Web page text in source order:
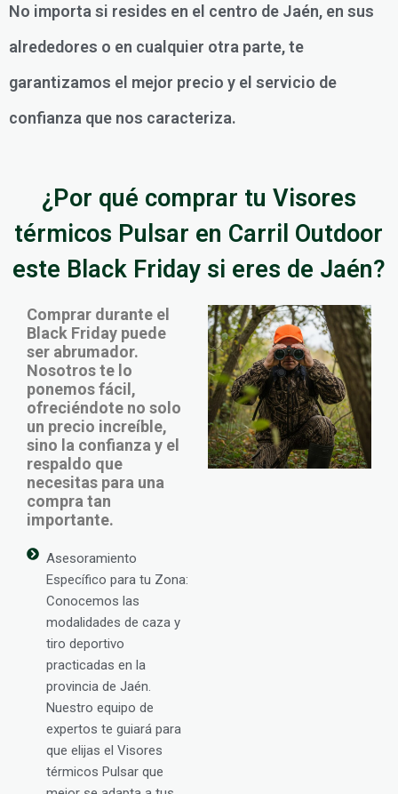
No importa si resides en el centro de Jaén, en sus
alrededores o en cualquier otra parte, te
garantizamos el mejor precio y el servicio de
confianza que nos caracteriza.
¿Por qué comprar tu Visores
térmicos Pulsar en Carril Outdoor
este Black Friday si eres de Jaén?
Comprar durante el
Black Friday puede
ser abrumador.
Nosotros te lo
ponemos fácil,
ofreciéndote no solo
un precio increíble,
sino la confianza y el
respaldo que
necesitas para una
compra tan
importante.
Asesoramiento
Específico para tu Zona:
Conocemos las
modalidades de caza y
tiro deportivo
practicadas en la
provincia de Jaén.
Nuestro equipo de
expertos te guiará para
que elijas el Visores
térmicos Pulsar que